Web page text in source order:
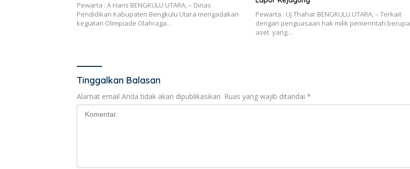
Pewarta : A Haris BENGKULU UTARA, – Dinas
Pendidikan Kabupaten Bengkulu Utara mengadakan
kegiatan Olimpiade Olahraga…
Pewarta : Uj Thahar BENGKULU UTARA, – Terkait
dengan penguasaan hak milik pemerintah berupa
aset yang…
Tinggalkan Balasan
Alamat email Anda tidak akan dipublikasikan. Ruas yang wajib ditandai *